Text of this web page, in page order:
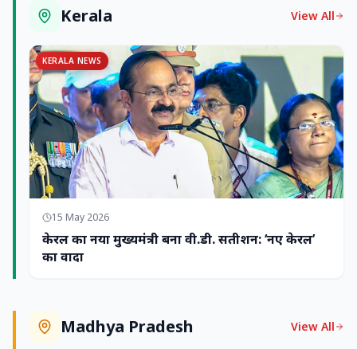
Kerala View All
KERALA NEWS
15 May 2026
केरल का नया मुख्यमंत्री बना वी.डी. सतीशन: ‘नए केरल’
का वादा
Madhya Pradesh View All